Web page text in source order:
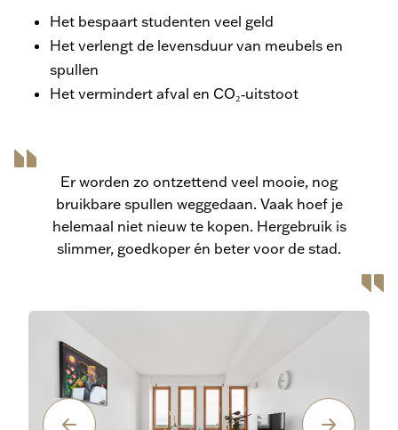
Het bespaart studenten veel geld
Het verlengt de levensduur van meubels en
spullen
Het vermindert afval en CO₂‑uitstoot
Er worden zo ontzettend veel mooie, nog
bruikbare spullen weggedaan. Vaak hoef je
helemaal niet nieuw te kopen. Hergebruik is
slimmer, goedkoper én beter voor de stad.